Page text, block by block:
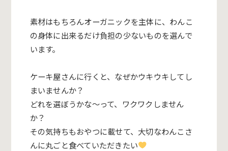
素材はもちろんオーガニックを主体に、 わんこ
の身体に出来るだけ負担の少ないものを選んで
います。
ケーキ屋さんに行くと、なぜかウキウキしてし
まいませんか？
どれを選ぼうかな～って、ワクワクしません
か？
その気持ちもおやつに載せて、 大切なわんこさ
んに丸ごと食べていただきたい